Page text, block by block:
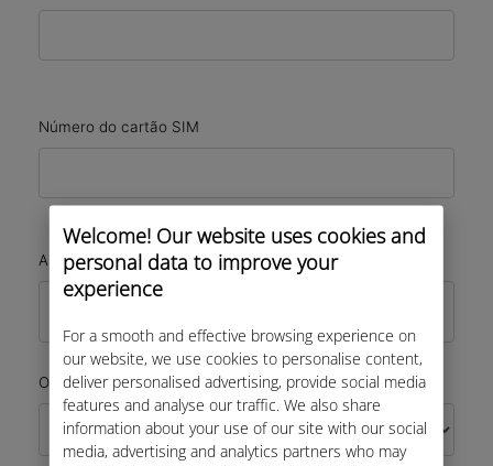
Welcome! Our website uses cookies and
personal data to improve your
experience
For a smooth and effective browsing experience on
our website, we use cookies to personalise content,
deliver personalised advertising, provide social media
features and analyse our traffic. We also share
information about your use of our site with our social
media, advertising and analytics partners who may
Número do cartão SIM
Anexo (PDF/JPG/PNG), se necessário
O seu pedido*